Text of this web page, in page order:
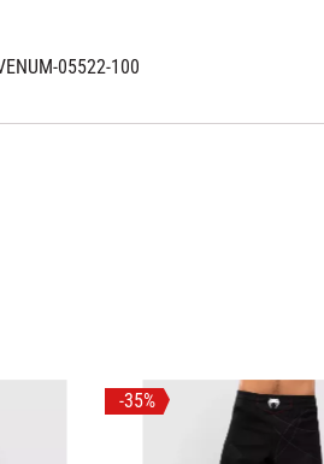
05522-100
35%